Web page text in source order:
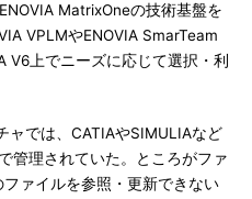
MatrixOneの技術基盤を
VPLMやENOVIA SmarTeam
V6上でニーズに応じて選択・利
では、CATIAやSIMULIAなど
管理されていた。ところがファ
ァイルを参照・更新できない